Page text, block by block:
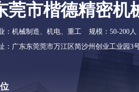
莞市楷德精密机
：机械制造、机电、重工
规模：50-200人
：广东东莞莞市万江区简沙州创业工业园3